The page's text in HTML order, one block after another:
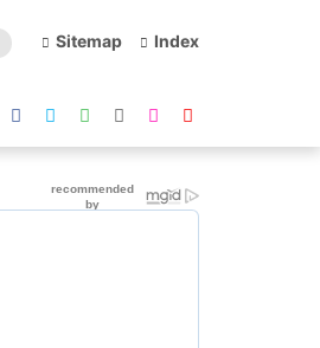
Sitemap Index